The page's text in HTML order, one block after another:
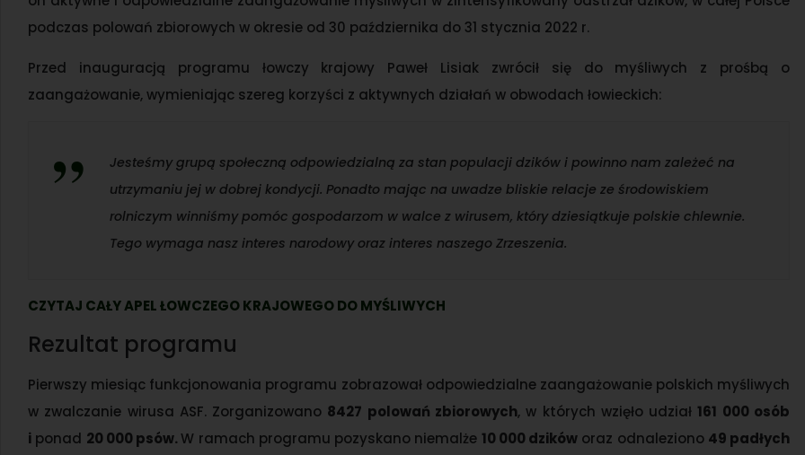
podczas polowań zbiorowych w okresie od 30 października do 31 stycznia 2022 r.
Przed inauguracją programu łowczy krajowy Paweł Lisiak zwrócił się do myśliwych z prośbą o
zaangażowanie, wymieniając szereg korzyści z aktywnych działań w obwodach łowieckich:
Jesteśmy grupą społeczną odpowiedzialną za stan populacji dzików i powinno nam zależeć na
utrzymaniu jej w dobrej kondycji. Ponadto mając na uwadze bliskie relacje ze środowiskiem
rolniczym winniśmy pomóc gospodarzom w walce z wirusem, który dziesiątkuje polskie chlewnie.
Tego wymaga nasz interes narodowy oraz interes naszego Zrzeszenia.
CZYTAJ CAŁY APEL ŁOWCZEGO KRAJOWEGO DO MYŚLIWYCH
Rezultat programu
Pierwszy miesiąc funkcjonowania programu zobrazował odpowiedzialne zaangażowanie polskich myśliwych
w zwalczanie wirusa ASF. Zorganizowano 8427 polowań zbiorowych, w których wzięło udział 161 000 osób
i ponad 20 000 psów.W ramach programu pozyskano niemalże 10 000 dzików oraz odnaleziono 49 padłych